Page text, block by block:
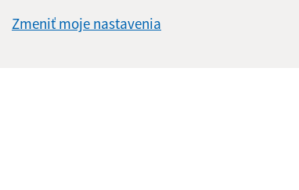
Zmeniť moje nastavenia